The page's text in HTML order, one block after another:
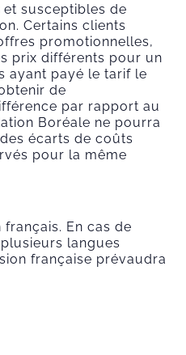
susceptibles de
Certains clients
promotionnelles,
prix différents pour un
ayant payé le tarif le
de
par rapport au
Boréale ne pourra
écarts de coûts
pour la même
En cas de
langues
française prévaudra